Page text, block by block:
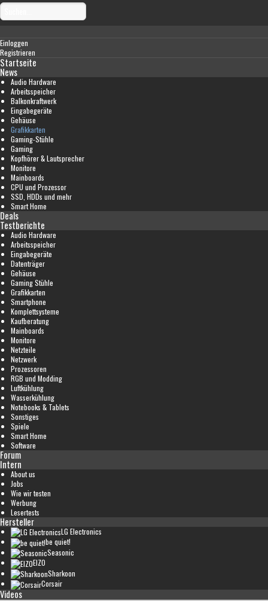
Einloggen
Registrieren
Startseite
News
Audio Hardware
Arbeitsspeicher
Balkonkraftwerk
Eingabegeräte
Gehäuse
Grafikkarten
Gaming-Stühle
Gaming
Kopfhörer & Lautsprecher
Monitore
Mainboards
CPU und Prozessor
SSD, HDDs und mehr
Smart Home
Deals
Testberichte
Audio Hardware
Arbeitsspeicher
Eingabegeräte
Datenträger
Gehäuse
Gaming Stühle
Grafikkarten
Smartphone
Komplettsysteme
Kaufberatung
Mainboards
Monitore
Netzteile
Netzwerk
Prozessoren
RGB und Modding
Luftkühlung
Wasserkühlung
Notebooks & Tablets
Sonstiges
Spiele
Smart Home
Software
Forum
Intern
About us
Jobs
Wie wir testen
Werbung
Lesertests
Hersteller
LG Electronics
be quiet!
Seasonic
EIZO
Sharkoon
Corsair
Videos